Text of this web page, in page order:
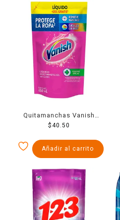
Quitamanchas Vanish
multiusos líquido para
650 ml
$40.50
Añadir al carrito